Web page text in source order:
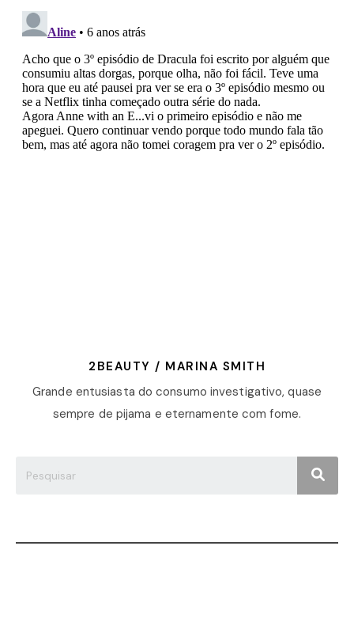
2BEAUTY / MARINA SMITH
Grande entusiasta do consumo investigativo, quase
sempre de pijama e eternamente com fome.